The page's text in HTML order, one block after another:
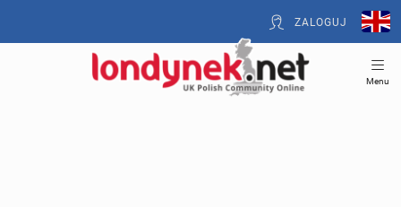
ZALOGUJ
Menu